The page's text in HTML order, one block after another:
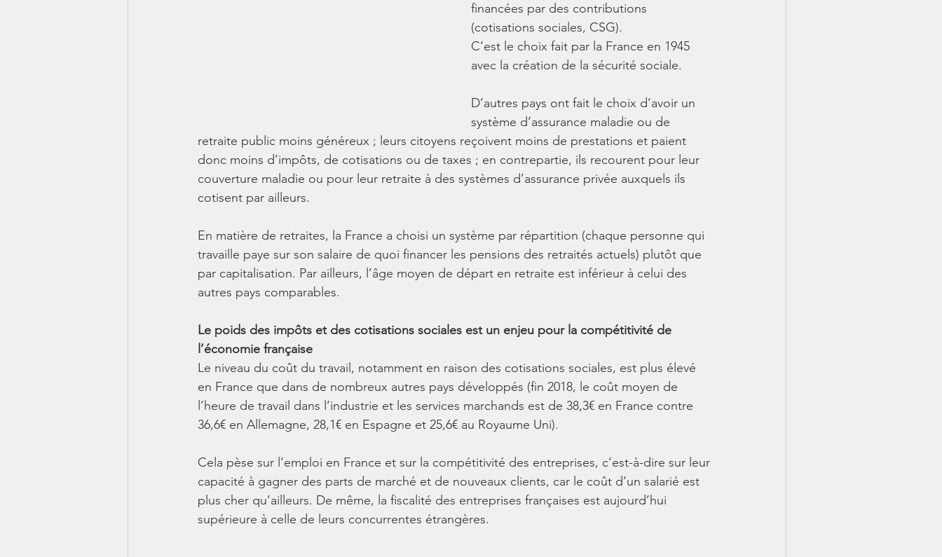
financées par des contributions
(cotisations sociales, CSG).
C’est le choix fait par la France en 1945
avec la création de la sécurité sociale.
D’autres pays ont fait le choix d’avoir un
système d’assurance maladie ou de
retraite public moins généreux ; leurs citoyens reçoivent moins de prestations et paient
donc moins d’impôts, de cotisations ou de taxes ; en contrepartie, ils recourent pour leur
couverture maladie ou pour leur retraite à des systèmes d’assurance privée auxquels ils
cotisent par ailleurs.
En matière de retraites, la France a choisi un système par répartition (chaque personne qui
travaille paye sur son salaire de quoi financer les pensions des retraités actuels) plutôt que
par capitalisation. Par ailleurs, l’âge moyen de départ en retraite est inférieur à celui des
autres pays comparables.
Le poids des impôts et des cotisations sociales est un enjeu pour la compétitivité de
l’économie française
Le niveau du coût du travail, notamment en raison des cotisations sociales, est plus élevé
en France que dans de nombreux autres pays développés (fin 2018, le coût moyen de
l’heure de travail dans l’industrie et les services marchands est de 38,3€ en France contre
36,6€ en Allemagne, 28,1€ en Espagne et 25,6€ au Royaume Uni).
Cela pèse sur l’emploi en France et sur la compétitivité des entreprises, c’est-à-dire sur leur
capacité à gagner des parts de marché et de nouveaux clients, car le coût d’un salarié est
plus cher qu’ailleurs. De même, la fiscalité des entreprises françaises est aujourd’hui
supérieure à celle de leurs concurrentes étrangères.